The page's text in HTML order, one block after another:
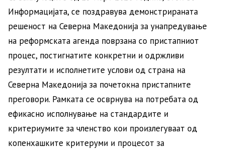
Информацијата, се поздравува демонстрираната
решеност на Северна Македонија за унапредување
на реформската агенда поврзана со пристапниот
процес, постигнатите конкретни и одржливи
резултати и исполнетите услови од страна на
Северна Македонија за почетокна пристапните
преговори. Рамката се осврнува на потребата од
ефикасно исполнување на стандардите и
критериумите за членство кои произлегуваат од
копенхашките критеруми и процесот за